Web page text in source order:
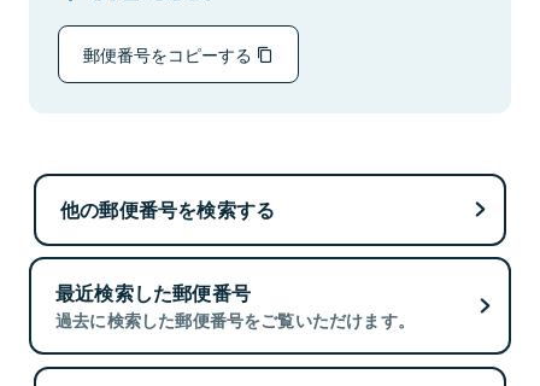
郵便番号をコピーする
他の郵便番号を検索する
最近検索した郵便番号
過去に検索した郵便番号をご覧いただけます。